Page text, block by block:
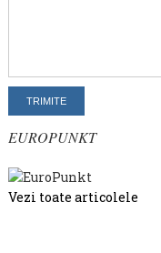
EUROPUNKT
Vezi toate articolele